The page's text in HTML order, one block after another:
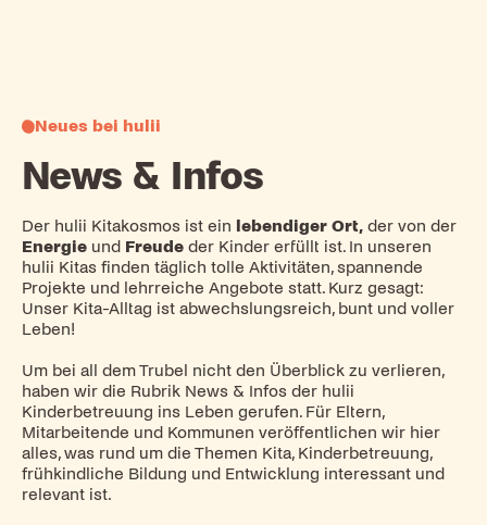
Neues bei hulii
News & Infos
Der hulii Kitakosmos ist ein lebendiger Ort,der von der
Energieund Freudeder Kinder erfüllt ist. In unseren
hulii Kitas finden täglich tolle Aktivitäten, spannende
Projekte und lehrreiche Angebote statt. Kurz gesagt:
Unser Kita-Alltag ist abwechslungsreich, bunt und voller
Leben!
Um bei all dem Trubel nicht den Überblick zu verlieren,
haben wir die Rubrik News & Infos der hulii
Kinderbetreuung ins Leben gerufen. Für Eltern,
Mitarbeitende und Kommunen veröffentlichen wir hier
alles, was rund um die Themen Kita, Kinderbetreuung,
frühkindliche Bildung und Entwicklung interessant und
relevant ist.